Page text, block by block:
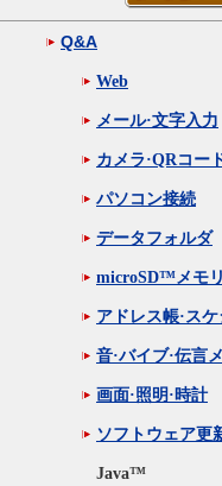
Q&A
Web
メール·文字入力
カメラ·QRコー
パソコン接続
データフォルダ
microSD™メモ
アドレス帳·ス
音·バイブ·伝言
画面·照明·時計
ソフトウェア更
Java™